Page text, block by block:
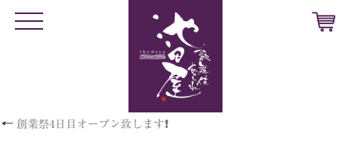
t
o
i
←創業祭4日目オープン致します❗️